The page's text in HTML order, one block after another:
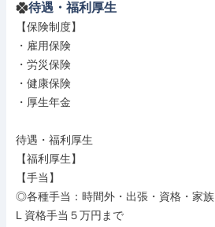
待遇・福利厚生
【保険制度】
・雇用保険
・労災保険
・健康保険
・厚生年金
待遇・福利厚生
【福利厚生】
【手当】
◎各種手当：時間外・出張・資格・家族
L 資格手当５万円まで